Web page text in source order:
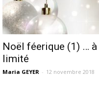
Noël féerique (1) …
limité
Maria GEYER - 12 novembre 2018